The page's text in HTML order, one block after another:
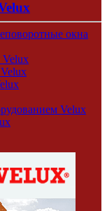
окна
Velux
Velux